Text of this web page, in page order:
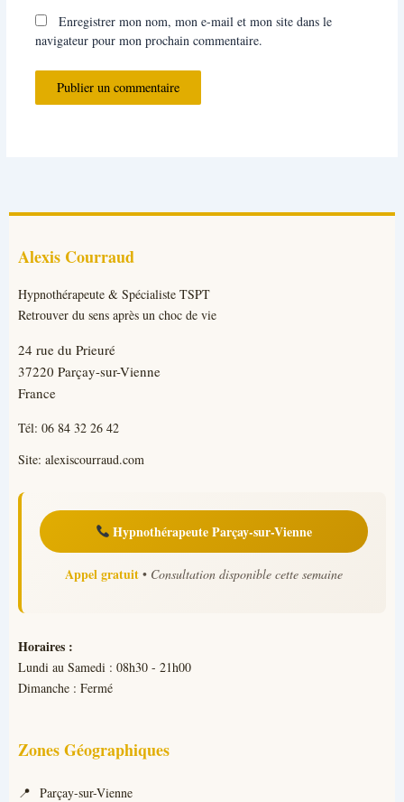
Enregistrer mon nom, mon e-mail et mon site dans le
navigateur pour mon prochain commentaire.
Alexis Courraud
Hypnothérapeute & Spécialiste TSPT
Retrouver du sens après un choc de vie
24 rue du Prieuré
37220 Parçay-sur-Vienne
France
Tél: 06 84 32 26 42
Site: alexiscourraud.com
Hypnothérapeute Parçay-sur-Vienne
Appel gratuit • Consultation disponible cette semaine
Horaires :
Lundi au Samedi : 08h30 - 21h00
Dimanche : Fermé
Zones Géographiques
Parçay-sur-Vienne